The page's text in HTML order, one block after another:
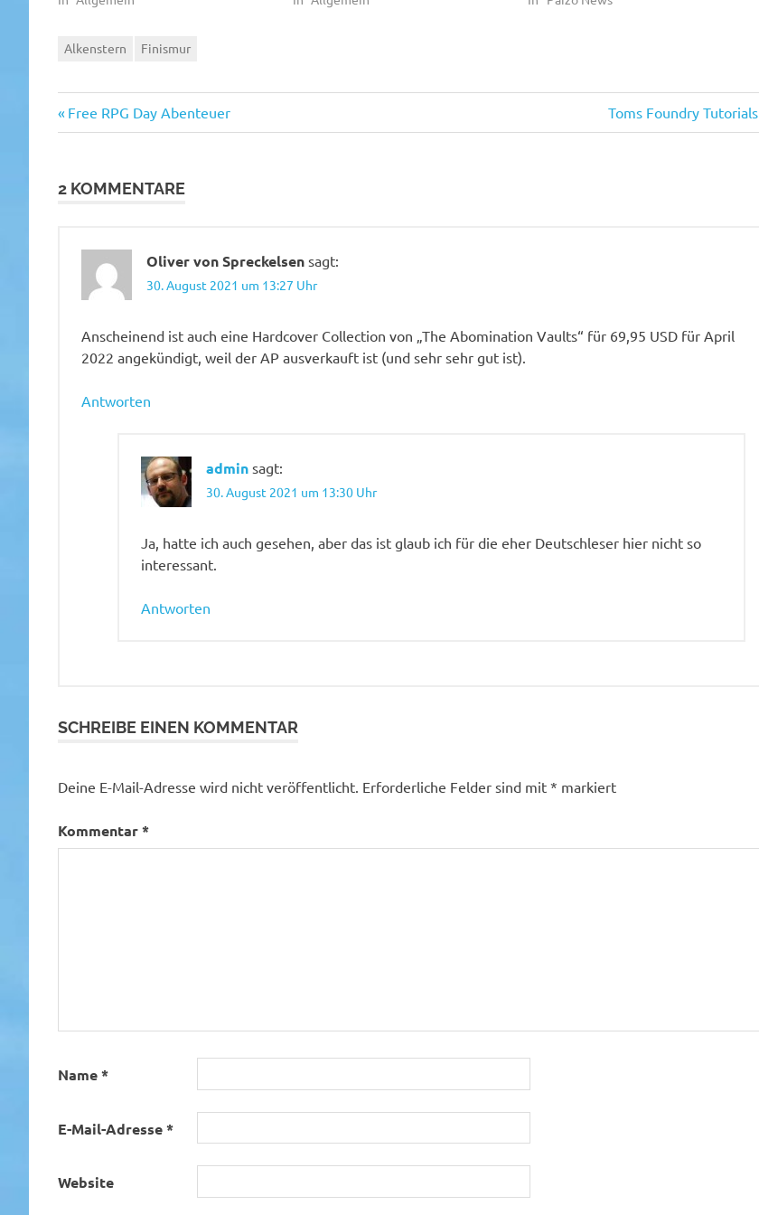
Alkenstern Finismur
Beitragsnavigation
Vorheriger
Beitrag:
Free RPG Day Abenteuer
Nächster
Beitrag:
Toms Foundry Tutorials
2 KOMMENTARE
Oliver von Spreckelsen sagt:
30. August 2021 um 13:27 Uhr
Anscheinend ist auch eine Hardcover Collection von „The Abomination Vaults“ für 69,95 USD für April
2022 angekündigt, weil der AP ausverkauft ist (und sehr sehr gut ist).
Antworten
admin sagt:
30. August 2021 um 13:30 Uhr
Ja, hatte ich auch gesehen, aber das ist glaub ich für die eher Deutschleser hier nicht so
interessant.
Antworten
SCHREIBE EINEN KOMMENTAR
Deine E-Mail-Adresse wird nicht veröffentlicht. Erforderliche Felder sind mit * markiert
Kommentar*
Name*
E-Mail-Adresse*
Website